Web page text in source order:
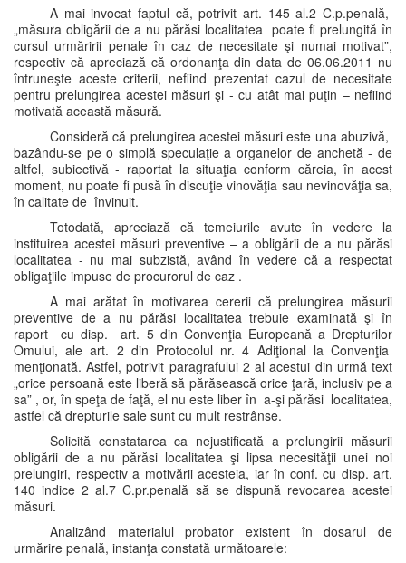
A mai invocat faptul că, potrivit art. 145 al.2 C.p.penală,
„măsura obligării de a nu părăsi localitatea poate fi prelungită în
cursul urmăririi penale în caz de necesitate şi numai motivat”,
respectiv că apreciază că ordonanţa din data de 06.06.2011 nu
întruneşte aceste criterii, nefiind prezentat cazul de necesitate
pentru prelungirea acestei măsuri şi - cu atât mai puţin – nefiind
motivată această măsură.
Consideră că prelungirea acestei măsuri este una abuzivă,
bazându-se pe o simplă speculaţie a organelor de anchetă - de
altfel, subiectivă - raportat la situaţia conform căreia, în acest
moment, nu poate fi pusă în discuţie vinovăţia sau nevinovăţia sa,
în calitate de învinuit.
Totodată, apreciază că temeiurile avute în vedere la
instituirea acestei măsuri preventive – a obligării de a nu părăsi
localitatea - nu mai subzistă, având în vedere că a respectat
obligaţiile impuse de procurorul de caz .
A mai arătat în motivarea cererii că prelungirea măsurii
preventive de a nu părăsi localitatea trebuie examinată şi în
raport cu disp. art. 5 din Convenţia Europeană a Drepturilor
Omului, ale art. 2 din Protocolul nr. 4 Adiţional la Convenţia
menţionată. Astfel, potrivit paragrafului 2 al acestui din urmă text
„orice persoană este liberă să părăsească orice ţară, inclusiv pe a
sa” , or, în speţa de faţă, el nu este liber în a-şi părăsi localitatea,
astfel că drepturile sale sunt cu mult restrânse.
Solicită constatarea ca nejustificată a prelungirii măsurii
obligării de a nu părăsi localitatea şi lipsa necesităţii unei noi
prelungiri, respectiv a motivării acesteia, iar în conf. cu disp. art.
140 indice 2 al.7 C.pr.penală să se dispună revocarea acestei
măsuri.
Analizând materialul probator existent în dosarul de
urmărire penală, instanţa constată următoarele: